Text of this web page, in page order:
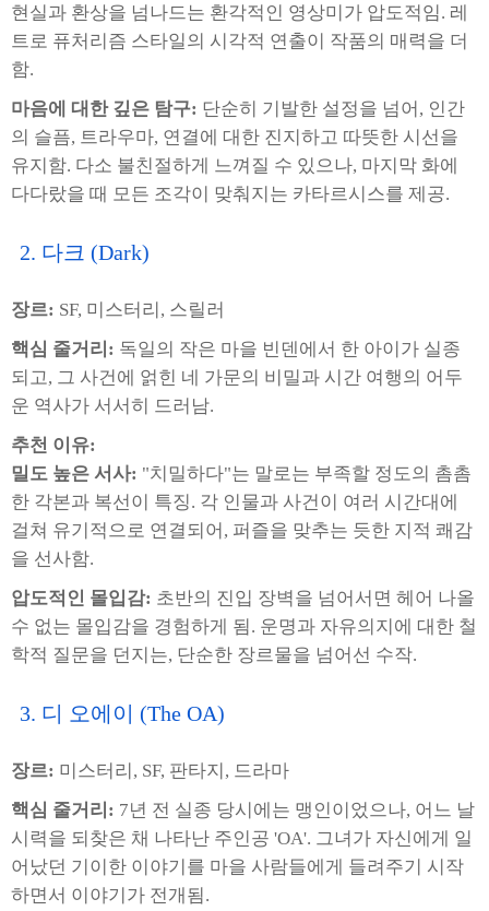
현실과 환상을 넘나드는 환각적인 영상미가 압도적임. 레
트로 퓨처리즘 스타일의 시각적 연출이 작품의 매력을 더
함.
마음에 대한 깊은 탐구: 단순히 기발한 설정을 넘어, 인간
의 슬픔, 트라우마, 연결에 대한 진지하고 따뜻한 시선을
유지함. 다소 불친절하게 느껴질 수 있으나, 마지막 화에
다다랐을 때 모든 조각이 맞춰지는 카타르시스를 제공.
2. 다크 (Dark)
장르: SF, 미스터리, 스릴러
핵심 줄거리: 독일의 작은 마을 빈덴에서 한 아이가 실종
되고, 그 사건에 얽힌 네 가문의 비밀과 시간 여행의 어두
운 역사가 서서히 드러남.
추천 이유:
밀도 높은 서사: "치밀하다"는 말로는 부족할 정도의 촘촘
한 각본과 복선이 특징. 각 인물과 사건이 여러 시간대에
걸쳐 유기적으로 연결되어, 퍼즐을 맞추는 듯한 지적 쾌감
을 선사함.
압도적인 몰입감: 초반의 진입 장벽을 넘어서면 헤어 나올
수 없는 몰입감을 경험하게 됨. 운명과 자유의지에 대한 철
학적 질문을 던지는, 단순한 장르물을 넘어선 수작.
3. 디 오에이 (The OA)
장르: 미스터리, SF, 판타지, 드라마
핵심 줄거리: 7년 전 실종 당시에는 맹인이었으나, 어느 날
시력을 되찾은 채 나타난 주인공 'OA'. 그녀가 자신에게 일
어났던 기이한 이야기를 마을 사람들에게 들려주기 시작
하면서 이야기가 전개됨.